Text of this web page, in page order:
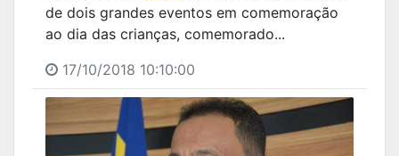
de dois grandes eventos em comemoração
ao dia das crianças, comemorado...
17/10/2018 10:10:00